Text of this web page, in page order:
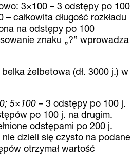
3×100 – 3 odstępy po 100
całkowita długość rozkładu
na odstępy po 100
znaku „?” wprowadza
żelbetowa (dł. 3000 j.) w
5×100 – 3 odstępy po 100 j.
po 100 j. na drugim.
odstępami po 200 j.
nie dzieli się czysto na podane
otrzymał wartość